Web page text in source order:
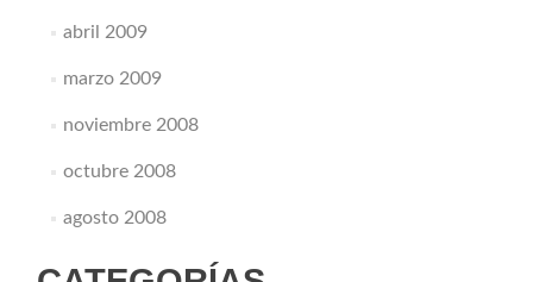
abril 2009
marzo 2009
noviembre 2008
octubre 2008
agosto 2008